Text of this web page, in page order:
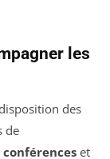
les
des
de
conférences et